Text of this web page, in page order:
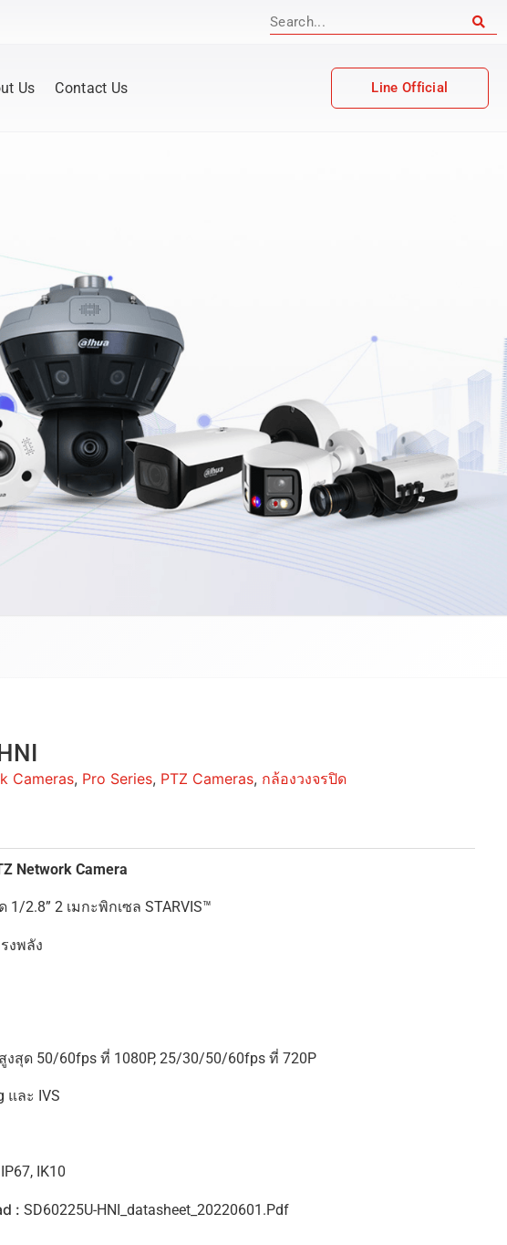
Us Contact Us Line Official
Cameras, Pro Series, PTZ Cameras, กล้องวงจรปิด
Network Camera
1/2.8” 2 เมกะพิกเซล STARVIS™
งพลัง
สุด 50/60fps ที่ 1080P, 25/30/50/60fps ที่ 720P
และ IVS
IK10
: SD60225U-HNI_datasheet_20220601.pdf